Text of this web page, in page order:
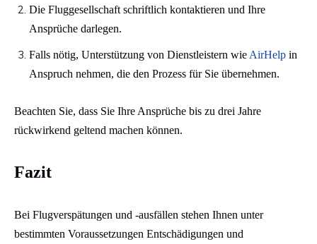
Die Fluggesellschaft schriftlich kontaktieren und Ihre
Ansprüche darlegen.
Falls nötig, Unterstützung von Dienstleistern wie AirHelp in
Anspruch nehmen, die den Prozess für Sie übernehmen.​
Beachten Sie, dass Sie Ihre Ansprüche bis zu drei Jahre
rückwirkend geltend machen können.​
Fazit
Bei Flugverspätungen und -ausfällen stehen Ihnen unter
bestimmten Voraussetzungen Entschädigungen und